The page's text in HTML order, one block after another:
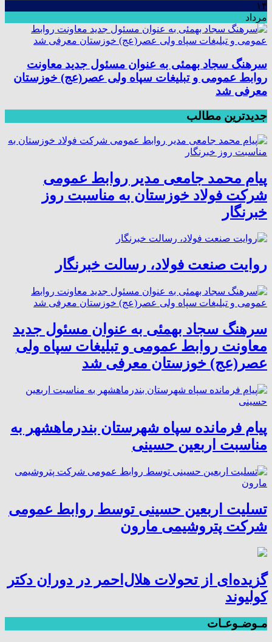
۱۴
مرداد
سرهنگ سجاد بهمئی به عنوان مسئول جدید معاونت
روابط عمومی و تبلیغات سپاه ولی عصر(عج) خوزستان
معرفی شد
جدیدترین مطالب
پیام محمد جامعی مدیر روابط عمومی
شرکت فولاد خوزستان به مناسبت روز
خبرنگار
روایت صنعت فولاد،‌ رسالت خبرنگار
سرهنگ سجاد بهمئی به عنوان مسئول جدید
معاونت روابط عمومی و تبلیغات سپاه ولی
عصر(عج) خوزستان معرفی شد
پیام فرمانده سپاه شهرستان بندرماهشهر به
مناسبت اربعین حسینی
تسلیت اربعین حسینی توسط روابط عمومی
شرکت پتروشیمی مارون
گزیده‌ای از تحولات هلال‌احمر در دوران دکتر
کولیوند
مـوضـوعـات